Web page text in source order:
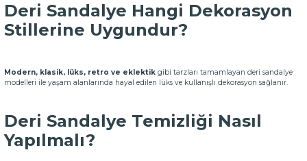
Deri Sandalye Hangi Dekorasyon
Stillerine Uygundur?
Modern, klasik, lüks, retro ve eklektik gibi tarzları tamamlayan deri sandalye
modelleri ile yaşam alanlarında hayal edilen lüks ve kullanışlı dekorasyon sağlanır.
Deri Sandalye Temizliği Nasıl
Yapılmalı?